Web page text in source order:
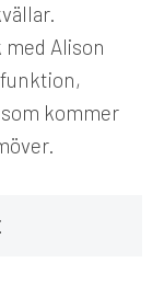
Alison
kommer